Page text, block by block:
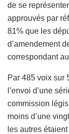
de se
approuvés par
81% que les
d’amendement
correspondant
Par 485 voix sur
l’envoi d’une
commission
moins d’une
les autres